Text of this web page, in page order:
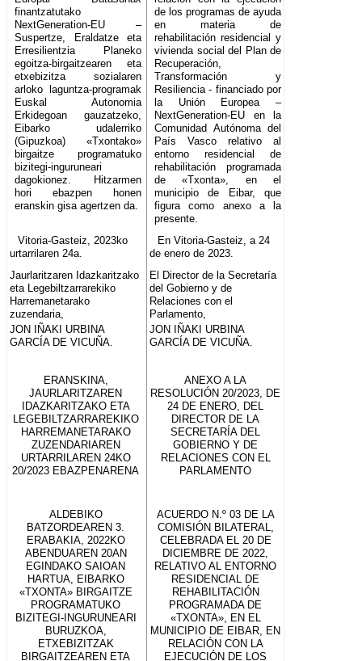
finantzatutako
NextGeneration-EU –
Suspertze, Eraldatze eta
Erresilientzia Planeko
egoitza-birgaitzearen eta
etxebizitza sozialaren
arloko laguntza-programak
Euskal Autonomia
Erkidegoan gauzatzeko,
Eibarko udalerriko
(Gipuzkoa) «Txontako»
birgaitze programatuko
bizitegi-inguruneari
dagokionez. Hitzarmen
hori ebazpen honen
eranskin gisa agertzen da.
de los programas de ayuda
en materia de
rehabilitación residencial y
vivienda social del Plan de
Recuperación,
Transformación y
Resiliencia - financiado por
la Unión Europea –
NextGeneration-EU en la
Comunidad Autónoma del
País Vasco relativo al
entorno residencial de
rehabilitación programada
de «Txonta», en el
municipio de Eibar, que
figura como anexo a la
presente.
Vitoria-Gasteiz, 2023ko
urtarrilaren 24a.
En Vitoria-Gasteiz, a 24
de enero de 2023.
Jaurlaritzaren Idazkaritzako
eta Legebiltzarrarekiko
Harremanetarako
zuzendaria,
El Director de la Secretaría
del Gobierno y de
Relaciones con el
Parlamento,
JON IÑAKI URBINA
GARCÍA DE VICUÑA.
JON IÑAKI URBINA
GARCÍA DE VICUÑA.
ERANSKINA,
JAURLARITZAREN
IDAZKARITZAKO ETA
LEGEBILTZARRAREKIKO
HARREMANETARAKO
ZUZENDARIAREN
URTARRILAREN 24KO
20/2023 EBAZPENARENA
ANEXO A LA
RESOLUCIÓN 20/2023, DE
24 DE ENERO, DEL
DIRECTOR DE LA
SECRETARÍA DEL
GOBIERNO Y DE
RELACIONES CON EL
PARLAMENTO
ALDEBIKO
BATZORDEAREN 3.
ERABAKIA, 2022KO
ABENDUAREN 20AN
EGINDAKO SAIOAN
HARTUA, EIBARKO
«TXONTA» BIRGAITZE
PROGRAMATUKO
BIZITEGI-INGURUNEARI
BURUZKOA,
ETXEBIZITZAK
BIRGAITZEAREN ETA
ACUERDO N.º 03 DE LA
COMISIÓN BILATERAL,
CELEBRADA EL 20 DE
DICIEMBRE DE 2022,
RELATIVO AL ENTORNO
RESIDENCIAL DE
REHABILITACIÓN
PROGRAMADA DE
«TXONTA», EN EL
MUNICIPIO DE EIBAR, EN
RELACIÓN CON LA
EJECUCIÓN DE LOS